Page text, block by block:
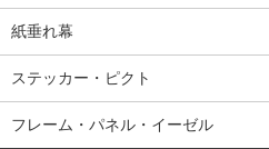
紙垂れ幕
ステッカー・ピクト
フレーム・パネル・イーゼル